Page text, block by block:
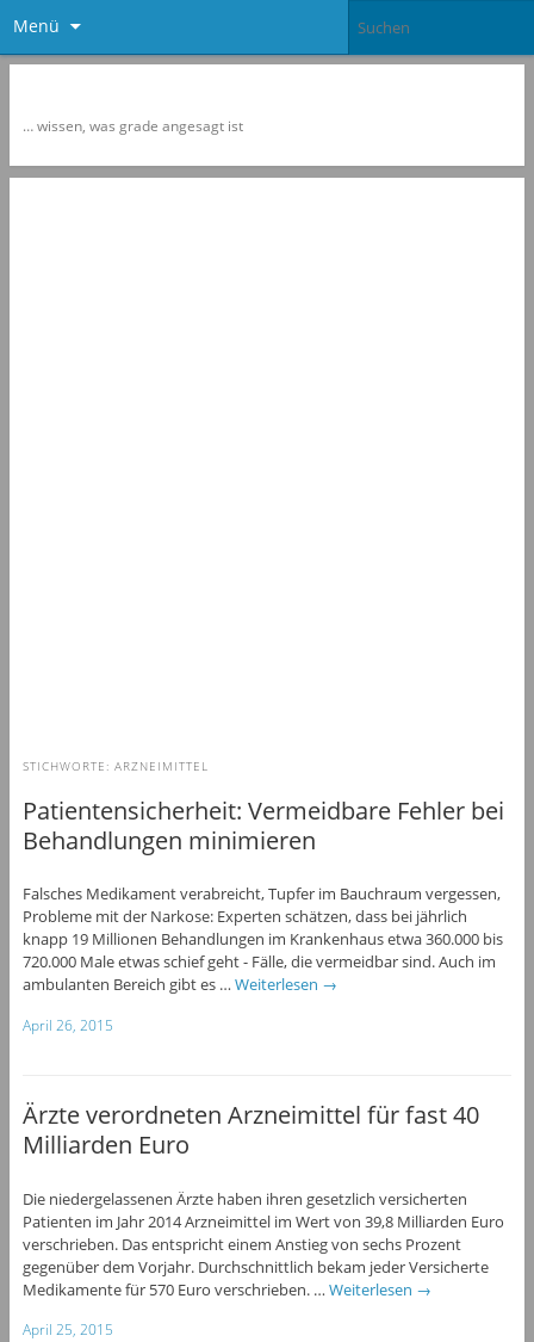
Menü
… wissen, was grade angesagt ist
STICHWORTE: ARZNEIMITTEL
Patientensicherheit: Vermeidbare Fehler bei
Behandlungen minimieren
Falsches Medikament verabreicht, Tupfer im Bauchraum vergessen,
Probleme mit der Narkose: Experten schätzen, dass bei jährlich
knapp 19 Millionen Behandlungen im Krankenhaus etwa 360.000 bis
720.000 Male etwas schief geht - Fälle, die vermeidbar sind. Auch im
ambulanten Bereich gibt es … Weiterlesen →
April 26, 2015
Ärzte verordneten Arzneimittel für fast 40
Milliarden Euro
Die niedergelassenen Ärzte haben ihren gesetzlich versicherten
Patienten im Jahr 2014 Arzneimittel im Wert von 39,8 Milliarden Euro
verschrieben. Das entspricht einem Anstieg von sechs Prozent
gegenüber dem Vorjahr. Durchschnittlich bekam jeder Versicherte
Medikamente für 570 Euro verschrieben. … Weiterlesen →
April 25, 2015